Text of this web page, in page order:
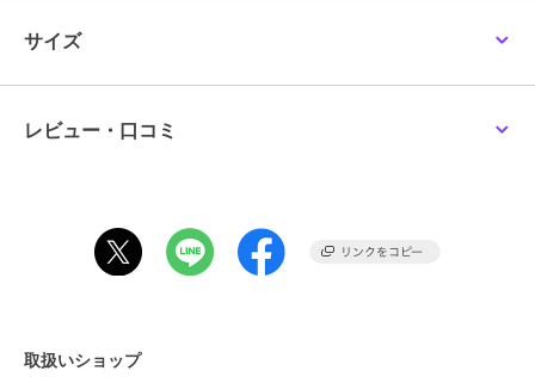
【サイズ感】
普段23.5cmを履いているスタッフでMサイズでジャストでした。
ブランド ハスキー
サイズ
レビュー・口コミ
取扱いショップ